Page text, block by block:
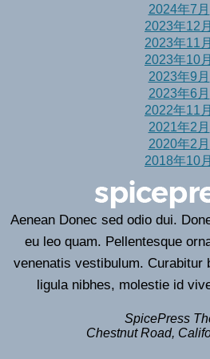
2024年7月
2023年12月
2023年11月
2023年10月
2023年9月
2023年6月
2022年11月
2021年2月
2020年2月
2018年10月
Aenean Donec sed odio dui.
eu leo quam. Pellentesque
venenatis vestibulum. Curabitur
ligula nibhes, molestie id
SpicePress
Chestnut Road,